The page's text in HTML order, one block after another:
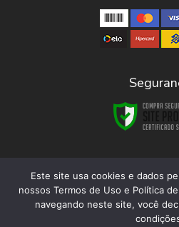
© 2023 Musitech.
Este site usa cookies e dados
nossos Termos de Uso e Política
navegando neste site, você